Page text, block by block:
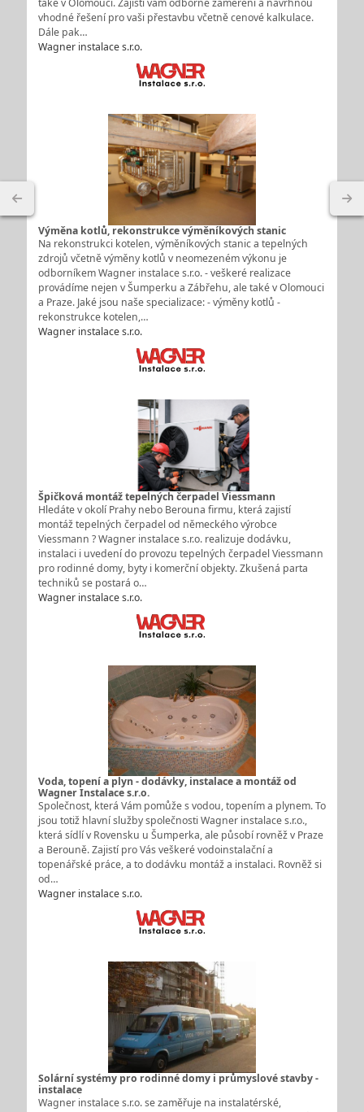
vhodné řešení pro vaši přestavbu včetně cenové kalkulace.
Dále pak…
Wagner instalace s.r.o.
Výměna kotlů, rekonstrukce výměníkových stanic
Na rekonstrukci kotelen, výměníkových stanic a tepelných
zdrojů včetně výměny kotlů v neomezeném výkonu je
odborníkem Wagner instalace s.r.o. - veškeré realizace
provádíme nejen v Šumperku a Zábřehu, ale také v Olomouci
a Praze. Jaké jsou naše specializace: - výměny kotlů -
rekonstrukce kotelen,…
Wagner instalace s.r.o.
Špičková montáž tepelných čerpadel Viessmann
Hledáte v okolí Prahy nebo Berouna firmu, která zajistí
montáž tepelných čerpadel od německého výrobce
Viessmann ? Wagner instalace s.r.o. realizuje dodávku,
instalaci i uvedení do provozu tepelných čerpadel Viessmann
pro rodinné domy, byty i komerční objekty. Zkušená parta
techniků se postará o…
Wagner instalace s.r.o.
Voda, topení a plyn - dodávky, instalace a montáž od
Wagner Instalace s.r.o.
Společnost, která Vám pomůže s vodou, topením a plynem. To
jsou totiž hlavní služby společnosti Wagner instalace s.r.o.,
která sídlí v Rovensku u Šumperka, ale působí rovněž v Praze
a Berouně. Zajistí pro Vás veškeré vodoinstalační a
topenářské práce, a to dodávku montáž a instalaci. Rovněž si
od…
Wagner instalace s.r.o.
Solární systémy pro rodinné domy i průmyslové stavby -
instalace
Wagner instalace s.r.o. se zaměřuje na instalatérské,